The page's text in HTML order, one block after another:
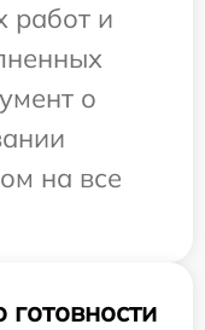
работ и
о
на все